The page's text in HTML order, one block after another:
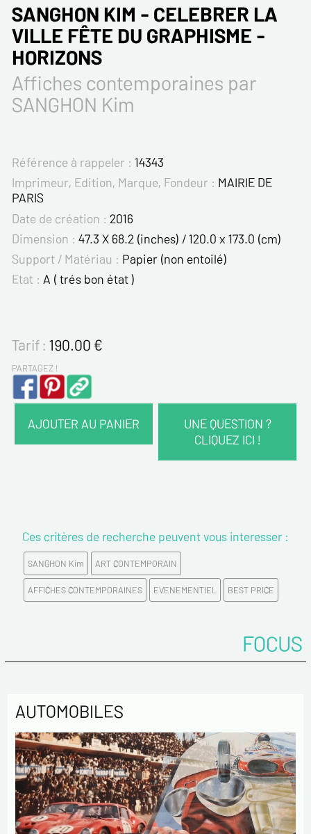
SANGHON KIM - CELEBRER LA
VILLE FÊTE DU GRAPHISME -
HORIZONS
Affiches contemporaines par
SANGHON Kim
Référence à rappeler : 14343
Imprimeur, Edition, Marque, Fondeur : MAIRIE DE
PARIS
Date de création : 2016
Dimension : 47.3 X 68.2 (inches) / 120.0 x 173.0 (cm)
Support / Matériau : Papier (non entoilé)
Etat : A ( trés bon état )
Tarif : 190.00€
PARTAGEZ !
AJOUTER AU PANIER
UNE QUESTION ?
CLIQUEZ ICI !
Prénom*
Email*
Tél.
Remarques
Ces critères de recherche peuvent vous interesser :
SANGHON Kim ART CONTEMPORAIN
AFFICHES CONTEMPORAINES EVENEMENTIEL BEST PRICE
FOCUS
AUTOMOBILES